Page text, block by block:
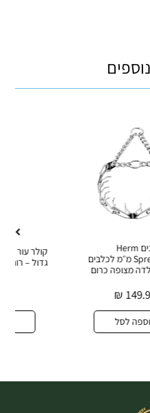
קולר עור רחב ודקורטיבי לכלב
גדול – רוחב 40 מ״מ